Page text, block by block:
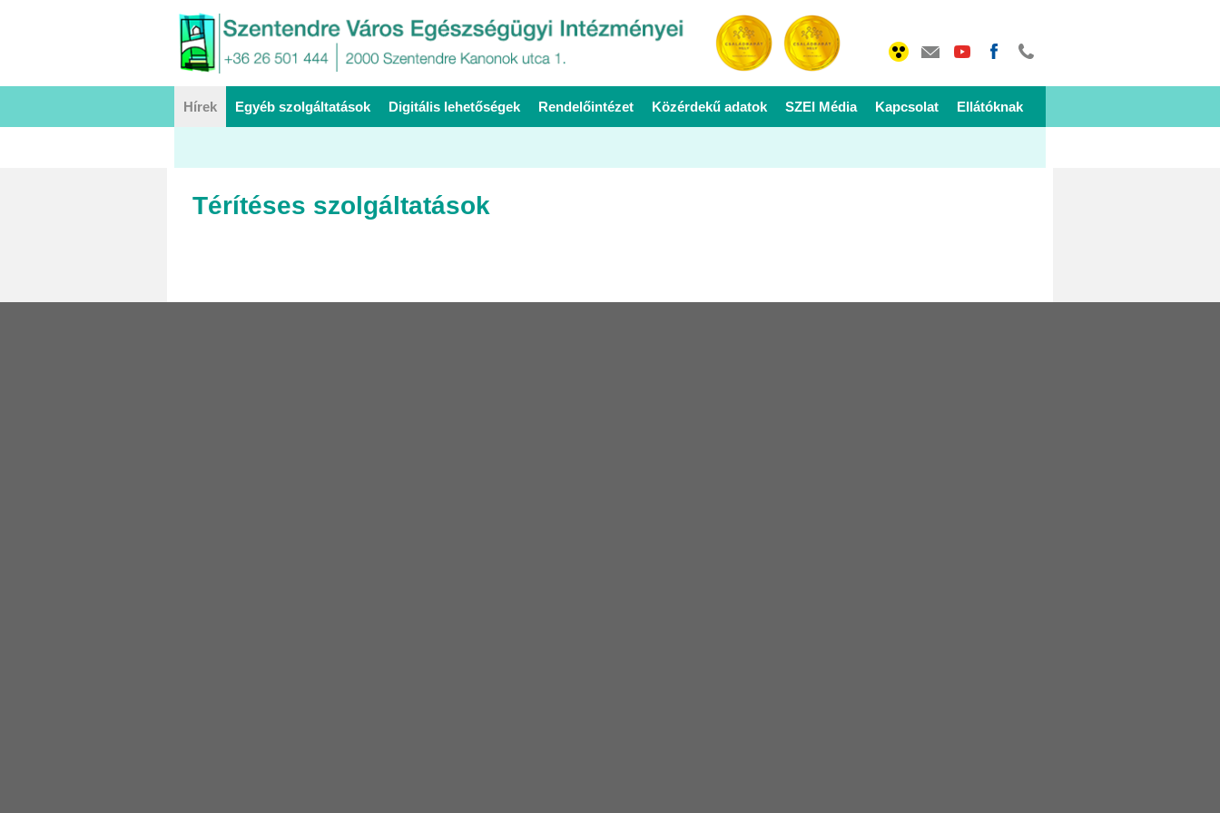
Hírek Egyéb szolgáltatások Digitális lehetőségek Rendelőintézet Közérdekű adatok SZEI Média Kapcsolat Ellátóknak
Térítéses szolgáltatások